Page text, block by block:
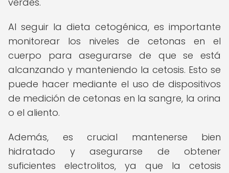
Al seguir la dieta cetogénica, es importante
monitorear los niveles de cetonas en el
cuerpo para asegurarse de que se está
alcanzando y manteniendo la cetosis. Esto se
puede hacer mediante el uso de dispositivos
de medición de cetonas en la sangre, la orina
o el aliento.
Además, es crucial mantenerse bien
hidratado y asegurarse de obtener
suficientes electrolitos, ya que la cetosis